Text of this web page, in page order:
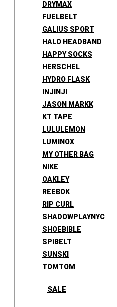
DRYMAX
FUELBELT
GALIUS SPORT
HALO HEADBAND
HAPPY SOCKS
HERSCHEL
HYDRO FLASK
INJINJI
JASON MARKK
KT TAPE
LULULEMON
LUMINOX
MY OTHER BAG
NIKE
OAKLEY
REEBOK
RIP CURL
SHADOWPLAYNYC
SHOEBIBLE
SPIBELT
SUNSKI
TOMTOM
SALE